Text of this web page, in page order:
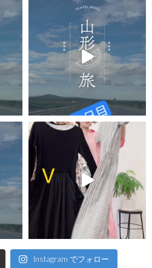
Instagram でフォロー